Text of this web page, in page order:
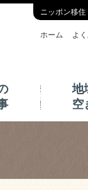
ニッポン移
ホーム よ
地
空